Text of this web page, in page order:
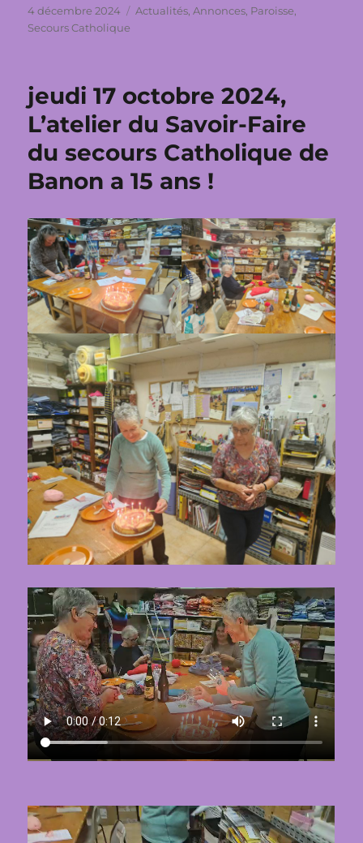
Publié
le
4 décembre 2024 Catégories
Actualités,Annonces, Paroisse,
Secours Catholique
jeudi 17 octobre 2024,
L’atelier du Savoir-Faire
du secours Catholique de
Banon a 15 ans !